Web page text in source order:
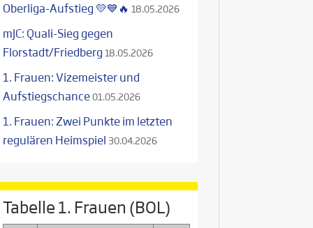
Oberliga-Aufstieg 💛💙🔥 18.05.2026
mJC: Quali-Sieg gegen
Florstadt/Friedberg 18.05.2026
1. Frauen: Vizemeister und
Aufstiegschance01.05.2026
1. Frauen: Zwei Punkte im letzten
regulären Heimspiel 30.04.2026
Tabelle 1. Frauen (BOL)